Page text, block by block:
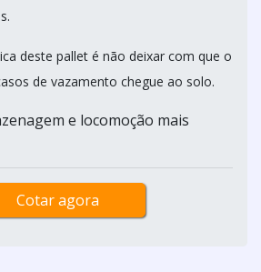
deste pallet é não deixar com que o
de vazamento chegue ao solo.
e locomoção mais
Cotar agora